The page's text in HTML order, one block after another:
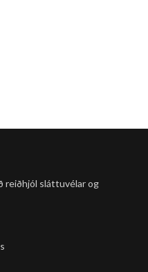
reiðhjól sláttuvélar og